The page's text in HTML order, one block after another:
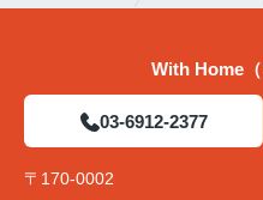
With Home（
03-6912-2377
〒170-0002